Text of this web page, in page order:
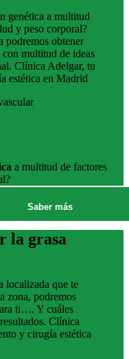
a multitud de factores
Saber más
la grasa